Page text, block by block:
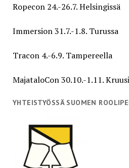
Ropecon 24.-26.7. Helsingissä
Immersion 31.7.-1.8. Turussa
Tracon 4.-6.9. Tampereella
MajataloCon 30.10.-1.11.
YHTEISTYÖSSÄ SUOMEN